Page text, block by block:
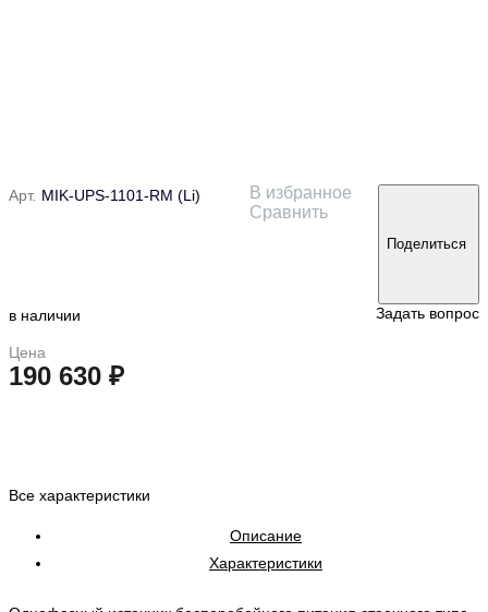
Арт. MIK-UPS-1101-RM (Li)
В избранное
Сравнить
Поделиться
в наличии Задать вопрос
Цена
190 630 ₽
Все характеристики
Описание
Характеристики